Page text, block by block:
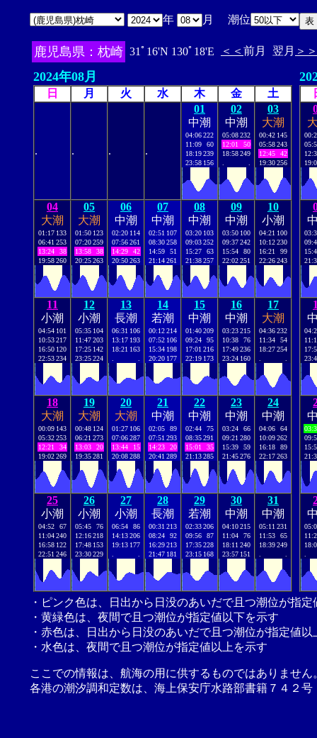
年 月 潮位
鹿児島県：枕崎 31ﾟ16'N 130ﾟ18'E ＜＜ 前月 翌月 ＞＞
2024年08月
日 月 火 水 木 金 土
. . . .
01
中潮
04:06222
11:09
60
18:19239
23:58 156
02
中潮
05:08232
12:01
50
18:58249
03
大潮
00:42 145
05:58243
12:45
42
19:30256
04
大潮
01:17 133
06:41 253
13:24
38
19:58260
05
大潮
01:50 123
07:20259
13:58
38
20:25263
06
中潮
02:20 114
07:56261
14:29
42
20:50263
07
中潮
02:51 107
08:30258
14:59
51
21:14261
08
中潮
03:20 103
09:03252
15:27
63
21:38257
09
中潮
03:50 100
09:37242
15:54
80
22:02251
10
小潮
04:21 100
10:12230
16:21
99
22:26243
11
小潮
04:54 101
10:53217
16:50 120
22:53234
12
小潮
05:35 104
11:47203
17:25 142
23:25224
13
長潮
06:31 106
13:17 193
18:21 163
14
若潮
00:12214
07:52 106
15:34 198
20:20 177
15
中潮
01:40209
09:24
95
17:01 216
22:19 173
16
中潮
03:23215
10:38
76
17:49236
23:24 160
17
大潮
04:36232
11:34
54
18:27254
18
大潮
00:09 143
05:32253
12:21
34
19:02269
19
大潮
00:48 124
06:21 273
13:03
20
19:35281
20
大潮
01:27 106
07:06287
13:44
15
20:08288
21
中潮
02:05
89
07:51 293
14:23
20
20:41 289
22
中潮
02:44
75
08:35291
15:01
35
21:13285
23
中潮
03:24
66
09:21 280
15:39
59
21:45276
24
中潮
04:06
64
10:09262
16:18
89
22:17263
25
小潮
04:52
67
11:04240
16:58 122
22:51 246
26
小潮
05:45
76
12:16218
17:48 153
23:30229
27
小潮
06:54
86
14:13206
19:13 177
28
長潮
00:31 213
08:24
92
16:29213
21:47 181
29
若潮
02:33206
09:56
87
17:35228
23:15 168
30
中潮
04:10215
11:04
76
18:11 240
23:57 151
31
中潮
05:11 231
11:53
65
18:39249
・ピンク色は、日出から日没のあいだで且つ潮位が指
・黄緑色は、夜間で且つ潮位が指定値以下を示す
・赤色は、日出から日没のあいだで且つ潮位が指定値以
・水色は、夜間で且つ潮位が指定値以上を示す
ここでの情報は、航海の用に供するものではありませ
各港の潮汐調和定数は、海上保安庁水路部書籍７４２